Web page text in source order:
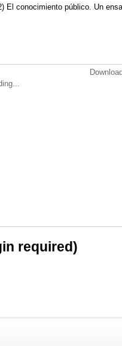
El conocimiento público. Un
required)